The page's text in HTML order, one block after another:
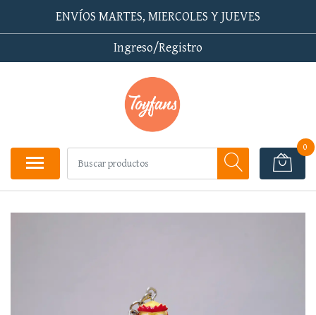
ENVÍOS MARTES, MIERCOLES Y JUEVES
Ingreso/Registro
0